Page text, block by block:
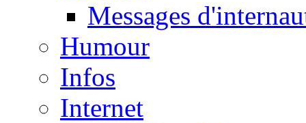
Messages
Humour
Infos
Internet